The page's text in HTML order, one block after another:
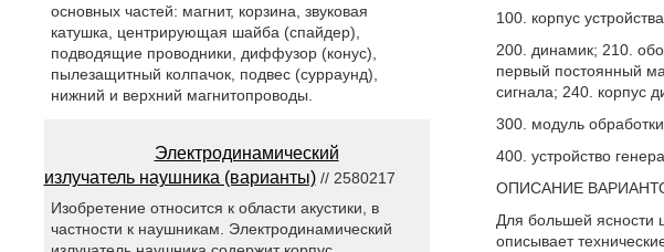
100. корпус устройства
200. динамик; 210.
первый постоянный
сигнала; 240. корпус
300. модуль обработки
400. устройство
ОПИСАНИЕ
Для большей ясности
описывает
основных частей: магнит, корзина, звуковая
катушка, центрирующая шайба (спайдер),
подводящие проводники, диффузор (конус),
пылезащитный колпачок, подвес (сурраунд),
нижний и верхний магнитопроводы.
Электродинамический
излучатель наушника (варианты)// 2580217
Изобретение относится к области акустики, в
частности к наушникам. Электродинамический